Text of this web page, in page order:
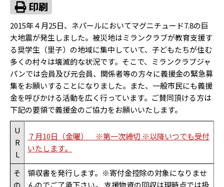
2015年４月25日、ネパールにおいてマグニチュード7.8の巨
大地震が発生しました。被災地はミランクラブが教育支援す
る奨学生（里子）の地域に集中していて、子どもたちが住む
多くの村々は壊滅的な状況です。そこで、ミランクラブジャ
パンでは会員及び元会員、関係者等の方々に義援金の緊急募
集をお願いすることになりました。また、一般市民にも義援
金を呼びかける活動を広く行っています。ご賛同頂ける方は
下記の要領で義援金のご協力をお願いいたします。
U
R
L
７月10日（金曜） ※第一次締切 ※以降いつでも受付
いたします。
そ
の
領収書を発行します。※寄付金控除の対象になりませ
んのでご了承下さい。 支援物資の回収は現時点では扱